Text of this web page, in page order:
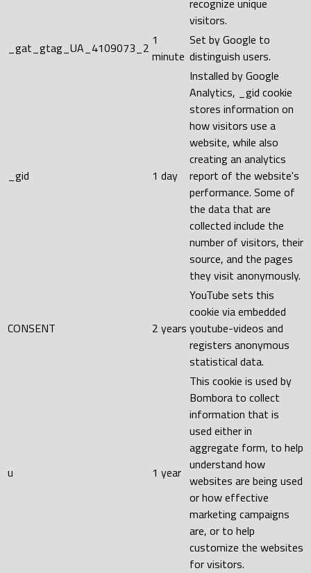
recognize unique
visitors.
_gat_gtag_UA_4109073_2 1
minute
Set by Google to
distinguish users.
_gid 1 day
Installed by Google
Analytics, _gid cookie
stores information on
how visitors use a
website, while also
creating an analytics
report of the website's
performance. Some of
the data that are
collected include the
number of visitors, their
source, and the pages
they visit anonymously.
CONSENT 2 years
YouTube sets this
cookie via embedded
youtube-videos and
registers anonymous
statistical data.
u 1 year
This cookie is used by
Bombora to collect
information that is
used either in
aggregate form, to help
understand how
websites are being used
or how effective
marketing campaigns
are, or to help
customize the websites
for visitors.